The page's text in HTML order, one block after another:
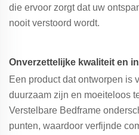
die ervoor zorgt dat uw
nooit verstoord wordt.
Onverzettelijke kwaliteit en
Een product dat ontworpen is
duurzaam zijn en moeiteloos
Verstelbare Bedframe
punten, waardoor verfijnde